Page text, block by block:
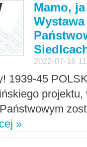
Mamo,
2022-07-16
1939-45
»